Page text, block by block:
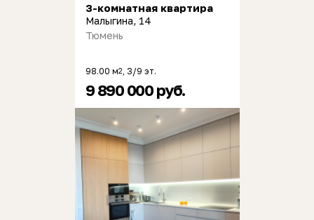
3-комнатная квартира
Малыгина, 14
Тюмень
98.00 м2 , 3/9 эт.
9 890 000 руб.